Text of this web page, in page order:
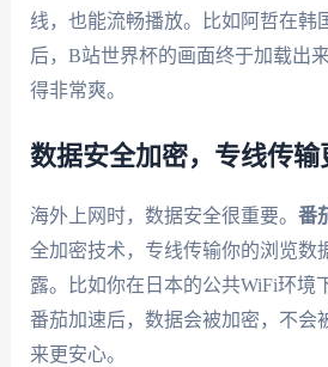
线，也能流畅播放。比如阿哲在韩
后，B站世界杯的画面终于加载出
得非常爽。
数据安全加密，专线传输
海外上网时，数据安全很重要。 番
全加密技术，专线传输你的浏览数
露。比如你在日本的公共WiFi环境
番茄加速后，数据会被加密，不会
来更安心。